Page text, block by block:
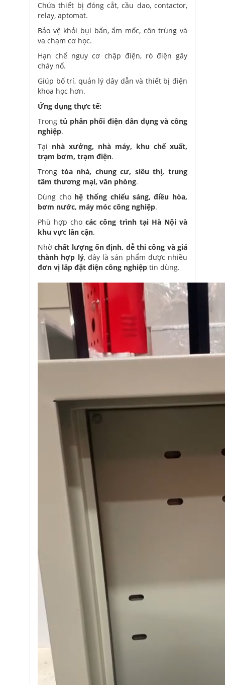
Chứa thiết bị đóng cắt, cầu dao, contactor,
relay, aptomat.
Bảo vệ khỏi bụi bẩn, ẩm mốc, côn trùng và
va chạm cơ học.
Hạn chế nguy cơ chập điện, rò điện gây
cháy nổ.
Giúp bố trí, quản lý dây dẫn và thiết bị điện
khoa học hơn.
Ứng dụng thực tế:
Trong tủ phân phối điện dân dụng và công
nghiệp.
Tại nhà xưởng, nhà máy, khu chế xuất,
trạm bơm, trạm điện.
Trong tòa nhà, chung cư, siêu thị, trung
tâm thương mại, văn phòng.
Dùng cho hệ thống chiếu sáng, điều hòa,
bơm nước, máy móc công nghiệp.
Phù hợp chocác công trình tại Hà Nội và
khu vực lân cận.
Nhờchất lượng ổn định, dễ thi công và giá
thành hợp lý, đây là sản phẩm được nhiều
đơn vị lắp đặt điện công nghiệp tin dùng.